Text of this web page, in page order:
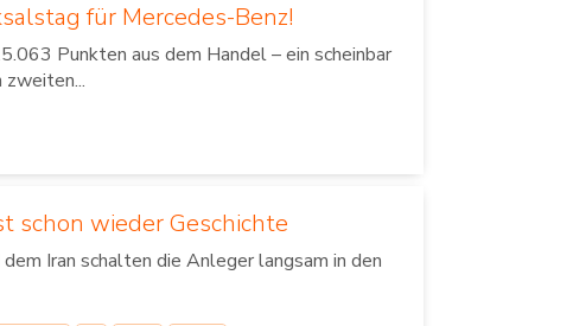
für Mercedes-Benz!
Punkten aus dem Handel – ein scheinbar
schon wieder Geschichte
Iran schalten die Anleger langsam in den